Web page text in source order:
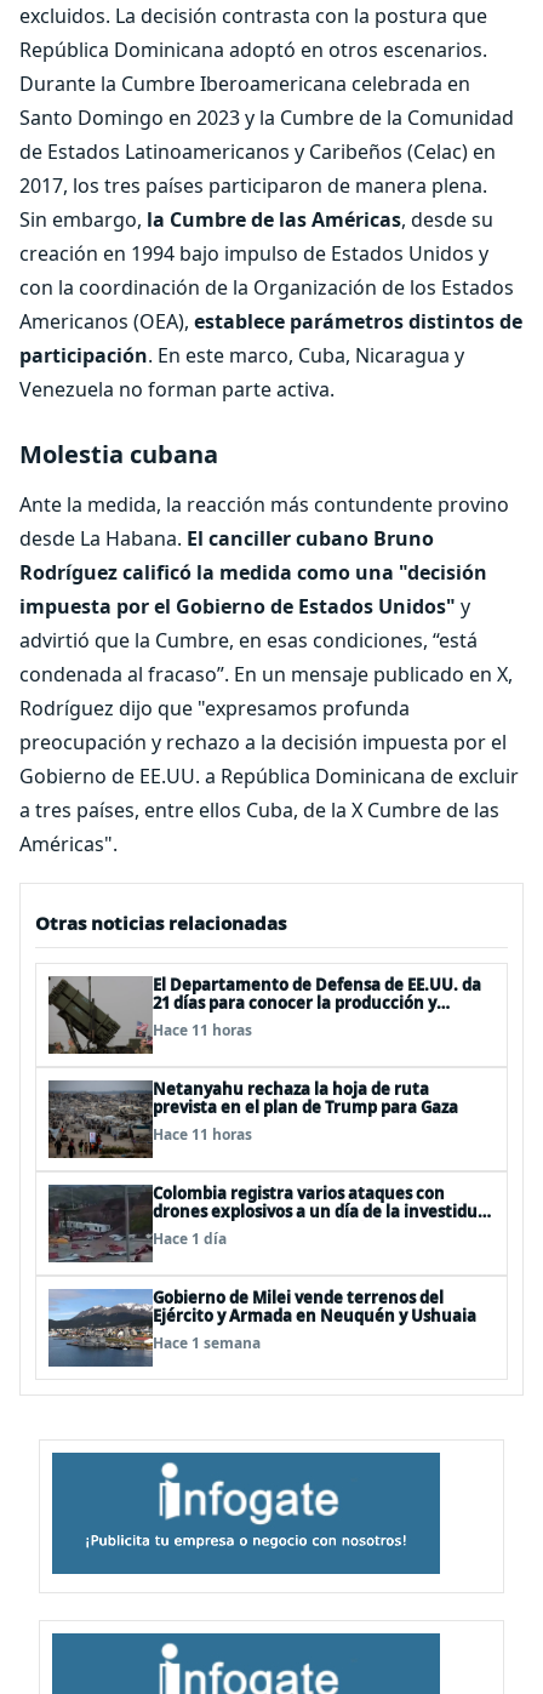
excluidos. La decisión contrasta con la postura que
República Dominicana adoptó en otros escenarios.
Durante la Cumbre Iberoamericana celebrada en
Santo Domingo en 2023 y la Cumbre de la Comunidad
de Estados Latinoamericanos y Caribeños (Celac) en
2017, los tres países participaron de manera plena.
Sin embargo, la Cumbre de las Américas, desde su
creación en 1994 bajo impulso de Estados Unidos y
con la coordinación de la Organización de los Estados
Americanos (OEA), establece parámetros distintos de
participación. En este marco, Cuba, Nicaragua y
Venezuela no forman parte activa.
Molestia cubana
Ante la medida, la reacción más contundente provino
desde La Habana. El canciller cubano Bruno
Rodríguez calificó la medida como una "decisión
impuesta por el Gobierno de Estados Unidos" y
advirtió que la Cumbre, en esas condiciones, “está
condenada al fracaso”. En un mensaje publicado en X,
Rodríguez dijo que "expresamos profunda
preocupación y rechazo a la decisión impuesta por el
Gobierno de EE.UU. a República Dominicana de excluir
a tres países, entre ellos Cuba, de la X Cumbre de las
Américas".
Otras noticias relacionadas
El Departamento de Defensa de EE.UU. da
21 días para conocer la producción y
entrega de armamentos
Hace 11 horas
Netanyahu rechaza la hoja de ruta
prevista en el plan de Trump para Gaza
Hace 11 horas
Colombia registra varios ataques con
drones explosivos a un día de la investidura
de De la Espriella: un policía muerto
Hace 1 día
Gobierno de Milei vende terrenos del
Ejército y Armada en Neuquén y Ushuaia
Hace 1 semana